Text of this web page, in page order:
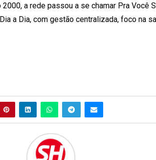
a rede passou a se chamar Pra Você
a Dia, com gestão centralizada, foco na